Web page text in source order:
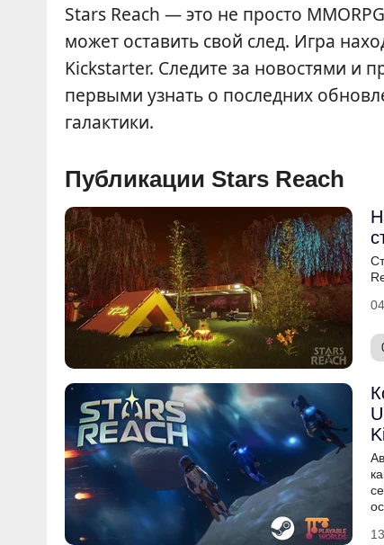
Stars Reach — это не просто
может оставить свой след. Игра
Kickstarter. Следите за новостями и
первыми узнать о последних
галактики.
Публикации Stars Reach